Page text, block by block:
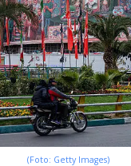
(Foto: Getty Images)